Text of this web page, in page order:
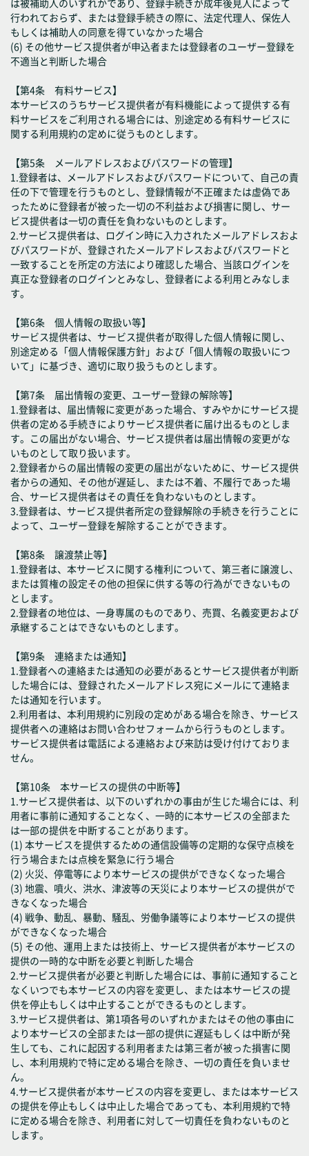
は被補助人のいずれかであり、登録手続きが成年後見人によって
行われておらず、または登録手続きの際に、法定代理人、保佐人
もしくは補助人の同意を得ていなかった場合
(6) その他サービス提供者が申込者または登録者のユーザー登録を
不適当と判断した場合
【第4条 有料サービス】
本サービスのうちサービス提供者が有料機能によって提供する有
料サービスをご利用される場合には、別途定める有料サービスに
関する利用規約の定めに従うものとします。
【第5条 メールアドレスおよびパスワードの管理】
1.登録者は、メールアドレスおよびパスワードについて、自己の責
任の下で管理を行うものとし、登録情報が不正確または虚偽であ
ったために登録者が被った一切の不利益および損害に関し、サー
ビス提供者は一切の責任を負わないものとします。
2.サービス提供者は、ログイン時に入力されたメールアドレスおよ
びパスワードが、登録されたメールアドレスおよびパスワードと
一致することを所定の方法により確認した場合、当該ログインを
真正な登録者のログインとみなし、登録者による利用とみなしま
す。
【第6条 個人情報の取扱い等】
サービス提供者は、サービス提供者が取得した個人情報に関し、
別途定める「個人情報保護方針」および「個人情報の取扱いにつ
いて」に基づき、適切に取り扱うものとします。
【第7条 届出情報の変更、ユーザー登録の解除等】
1.登録者は、届出情報に変更があった場合、すみやかにサービス提
供者の定める手続きによりサービス提供者に届け出るものとしま
す。この届出がない場合、サービス提供者は届出情報の変更がな
いものとして取り扱います。
2.登録者からの届出情報の変更の届出がないために、サービス提供
者からの通知、その他が遅延し、または不着、不履行であった場
合、サービス提供者はその責任を負わないものとします。
3.登録者は、サービス提供者所定の登録解除の手続きを行うことに
よって、ユーザー登録を解除することができます。
【第8条 譲渡禁止等】
1.登録者は、本サービスに関する権利について、第三者に譲渡し、
または質権の設定その他の担保に供する等の行為ができないもの
とします。
2.登録者の地位は、一身専属のものであり、売買、名義変更および
承継することはできないものとします。
【第9条 連絡または通知】
1.登録者への連絡または通知の必要があるとサービス提供者が判断
した場合には、登録されたメールアドレス宛にメールにて連絡ま
たは通知を行います。
2.利用者は、本利用規約に別段の定めがある場合を除き、サービス
提供者への連絡はお問い合わせフォームから行うものとします。
サービス提供者は電話による連絡および来訪は受け付けておりま
せん。
【第10条 本サービスの提供の中断等】
1.サービス提供者は、以下のいずれかの事由が生じた場合には、利
用者に事前に通知することなく、一時的に本サービスの全部また
は一部の提供を中断することがあります。
(1) 本サービスを提供するための通信設備等の定期的な保守点検を
行う場合または点検を緊急に行う場合
(2) 火災、停電等により本サービスの提供ができなくなった場合
(3) 地震、噴火、洪水、津波等の天災により本サービスの提供がで
きなくなった場合
(4) 戦争、動乱、暴動、騒乱、労働争議等により本サービスの提供
ができなくなった場合
(5) その他、運用上または技術上、サービス提供者が本サービスの
提供の一時的な中断を必要と判断した場合
2.サービス提供者が必要と判断した場合には、事前に通知すること
なくいつでも本サービスの内容を変更し、または本サービスの提
供を停止もしくは中止することができるものとします。
3.サービス提供者は、第1項各号のいずれかまたはその他の事由に
より本サービスの全部または一部の提供に遅延もしくは中断が発
生しても、これに起因する利用者または第三者が被った損害に関
し、本利用規約で特に定める場合を除き、一切の責任を負いませ
ん。
4.サービス提供者が本サービスの内容を変更し、または本サービス
の提供を停止もしくは中止した場合であっても、本利用規約で特
に定める場合を除き、利用者に対して一切責任を負わないものと
します。